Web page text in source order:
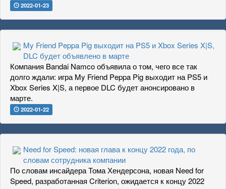
2022-01-23
My Friend Peppa Pig выходит на PS5 и Xbox Series X|S,
DLC будет объявлено в марте
Компания Bandai Namco объявила о том, чего все так
долго ждали: игра My Friend Peppa Pig выходит на PS5 и
Xbox Series X|S, а первое DLC будет анонсировано в
марте.
2022-01-22
Need for Speed: новая глава к концу 2022 года, по
словам сотрудника компании
По словам инсайдера Тома Хендерсона, новая Need for
Speed, разработанная Criterion, ожидается к концу 2022